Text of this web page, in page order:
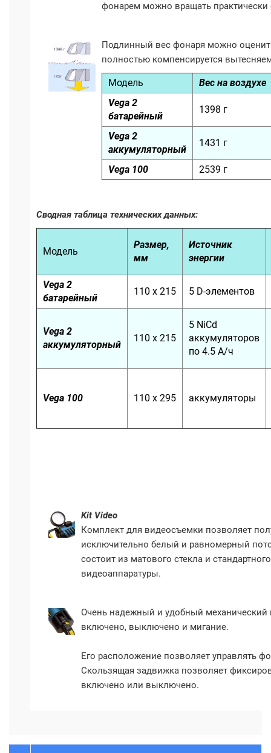
фонарем можно вращать практически
Подлинный вес фонаря можно
полностью компенсируется
Модель
Вес на воздухе
Vega 2
батарейный
1398 г
Vega 2
аккумуляторный
1431 г
Vega 100 2539 г
Сводная таблица технических данных:
Модель
Размер,
мм
Источник
энергии
Vega 2
батарейный
110 х 215 5 D-элементов
Vega 2
аккумуляторный
110 х 215
5 NiCd
аккумуляторов
по 4.5 А/ч
Vega 100 110 х 295 аккумуляторы
Kit Video
Комплект для видеосъемки позволяет
исключительно белый и равномерный
состоит из матового стекла и
видеоаппаратуры.
Очень надежный и удобный механический
включено, выключено и мигание.
Его расположение позволяет управлять
Скользящая задвижка позволяет
включено или выключено.